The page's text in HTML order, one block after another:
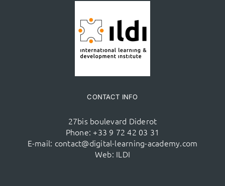
CONTACT INFO
27bis boulevard Diderot
Phone: +33 9 72 42 03 31
E-mail: contact@digital-learning-academy.com
Web: ILDI